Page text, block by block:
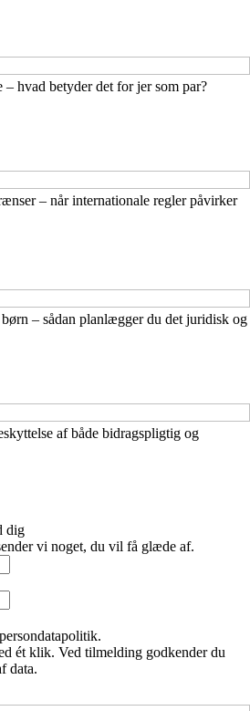
– hvad betyder det for jer som par?
– når internationale regler påvirker
– sådan planlægger du det juridisk og
af både bidragspligtig og
dig
vi noget, du vil få glæde af.
ét klik. Ved tilmelding godkender du
data.